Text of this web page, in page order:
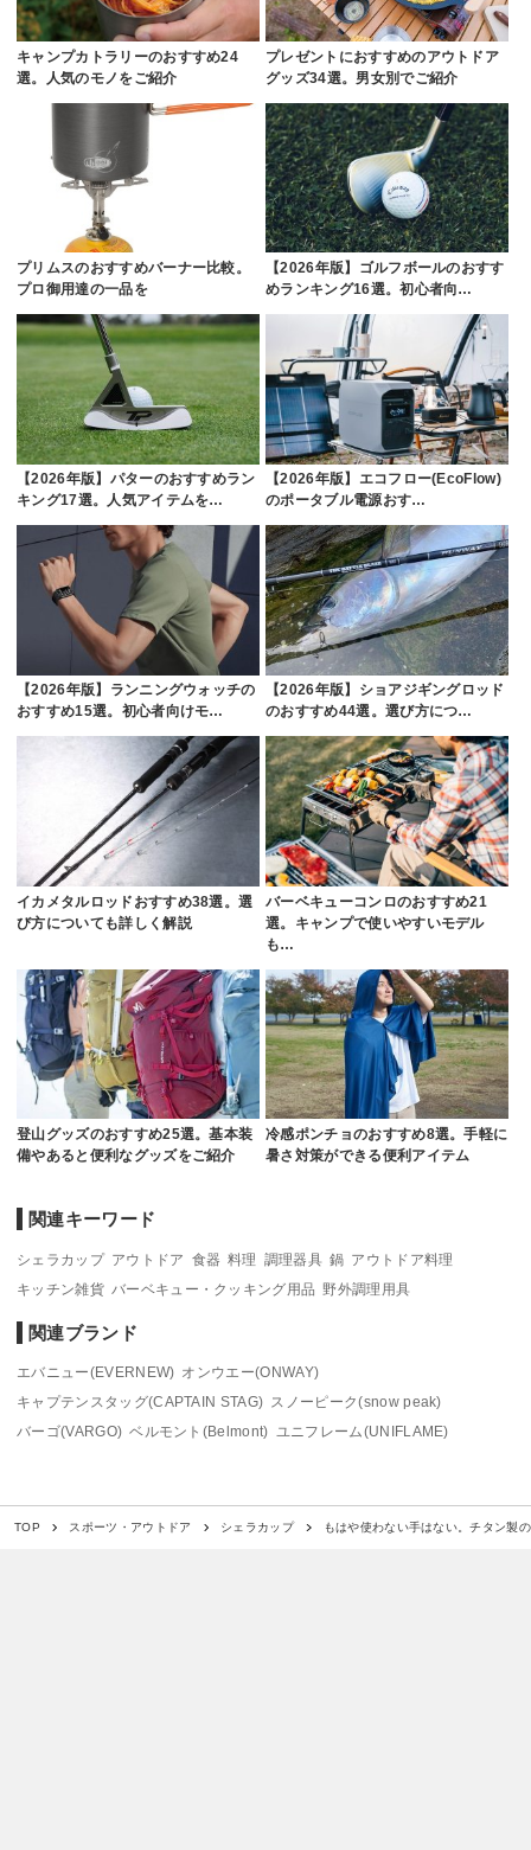
キャンプカトラリーのおすすめ24
選。人気のモノをご紹介
プレゼントにおすすめのアウトドア
グッズ34選。男女別でご紹介
プリムスのおすすめバーナー比較。
プロ御用達の一品を
【2026年版】ゴルフボールのおすす
めランキング16選。初心者向…
【2026年版】パターのおすすめラン
キング17選。人気アイテムを…
【2026年版】エコフロー(EcoFlow)
のポータブル電源おす…
【2026年版】ランニングウォッチの
おすすめ15選。初心者向けモ…
【2026年版】ショアジギングロッド
のおすすめ44選。選び方につ…
イカメタルロッドおすすめ38選。選
び方についても詳しく解説
バーベキューコンロのおすすめ21
選。キャンプで使いやすいモデル
も…
登山グッズのおすすめ25選。基本装
備やあると便利なグッズをご紹介
冷感ポンチョのおすすめ8選。手軽に
暑さ対策ができる便利アイテム
関連キーワード
シェラカップ アウトドア 食器 料理 調理器具 鍋 アウトドア料理
キッチン雑貨 バーベキュー・クッキング用品 野外調理用具
関連ブランド
エバニュー(EVERNEW) オンウエー(ONWAY)
キャプテンスタッグ(CAPTAIN STAG) スノーピーク(snow peak)
バーゴ(VARGO) ベルモント(Belmont) ユニフレーム(UNIFLAME)
TOP スポーツ・アウトドア シェラカップ もはや使わない手はない。チタン製